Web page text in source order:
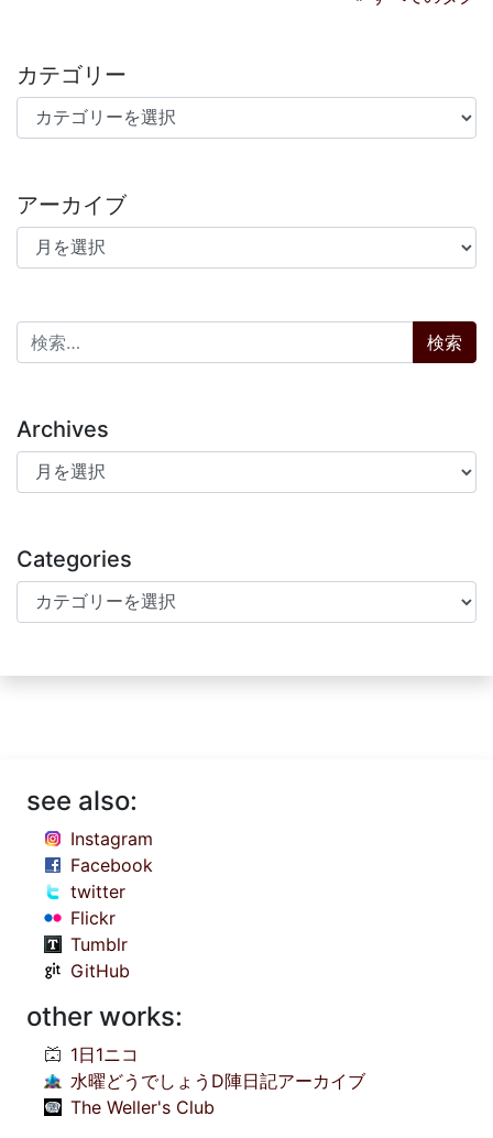
カテゴリー
カテゴリー
アーカイブ
アーカイブ
検索:
Archives
Archives
Categories
Categories
see also:
Instagram
Facebook
twitter
Flickr
Tumblr
GitHub
other works:
1日1ニコ
水曜どうでしょうD陣日記アーカイブ
The Weller's Club